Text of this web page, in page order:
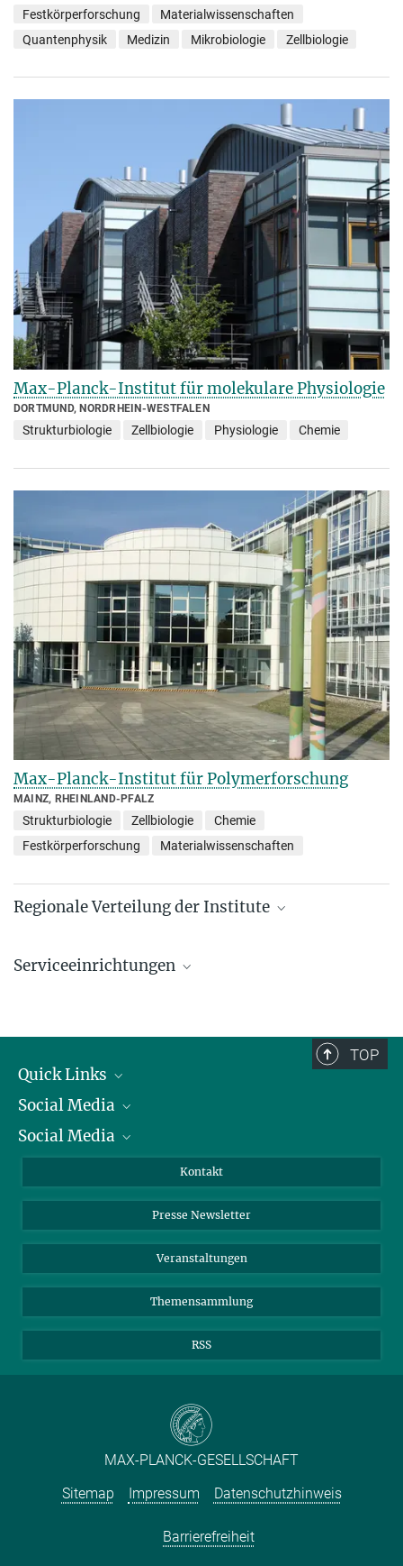
Festkörperforschung
Materialwissenschaften
Quantenphysik
Medizin Mikrobiologie Zellbiologie
Max-Planck-Institut für molekulare Physiologie
DORTMUND, NORDRHEIN-WESTFALEN
Strukturbiologie Zellbiologie Physiologie Chemie
Max-Planck-Institut für Polymerforschung
MAINZ, RHEINLAND-PFALZ
Strukturbiologie Zellbiologie
Chemie
Festkörperforschung
Materialwissenschaften
Regionale Verteilung der Institute
im Ausland
Serviceeinrichtungen
TOP
Quick Links
Präsident
Zahlen und Fakten
Meldestelle Fehlverhalten
Social Media
Bluesky
TikTok
Social Media
Instagram
YouTube
Kontakt
Presse Newsletter
Veranstaltungen
Themensammlung
RSS
MAX-PLANCK-GESELLSCHAFT
Sitemap
Impressum Datenschutzhinweis
Barrierefreiheit